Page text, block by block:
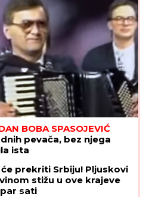
BOBA SPASOJEVIĆ
pevača, bez njega
ista
prekriti Srbiju! Pljuskovi
stižu u ove krajeve
sati